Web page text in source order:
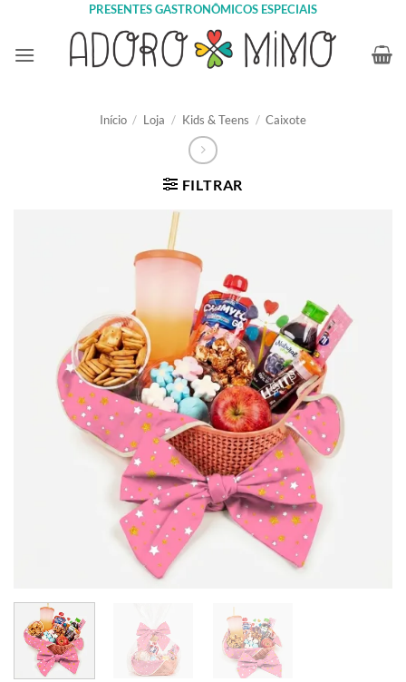
content
PRESENTES GASTRONÔMICOS ESPECIAIS
Início / Loja / Kids & Teens / Caixote
FILTRAR